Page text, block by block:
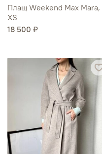
Плащ Weekend Max Mara,
XS
18 500 ₽